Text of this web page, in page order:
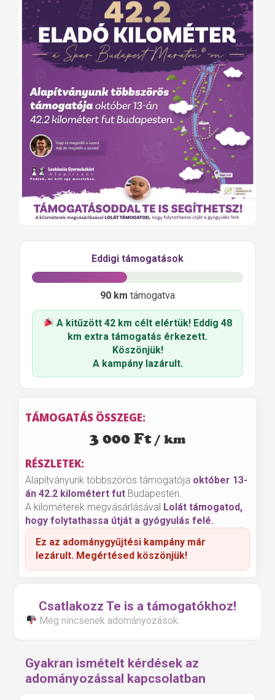
Eddigi támogatások
90 km támogatva
A kitűzött 42 km célt elértük! Eddig48
km extra támogatás érkezett.
Köszönjük!
A kampány lazárult.
TÁMOGATÁS ÖSSZEGE:
3 000 Ft
RÉSZLETEK:
Alapítványunk többszörös támogatója október 13-
án 42.2 kilométert fut Budapesten.
A kilométerek megvásárlásával Lolát támogatod,
hogy folytathassa útját a gyógyulás felé.
Ez az adománygyűjtési kampány már
lezárult. Megértésed köszönjük!
Csatlakozz Te is a támogatókhoz!
Még nincsenek adományozások.
Gyakran ismételt kérdések az
adományozással kapcsolatban